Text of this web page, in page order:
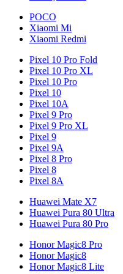
POCO
Xiaomi Mi
Xiaomi Redmi
Pixel 10 Pro Fold
Pixel 10 Pro XL
Pixel 10 Pro
Pixel 10
Pixel 10A
Pixel 9 Pro
Pixel 9 Pro XL
Pixel 9
Pixel 9A
Pixel 8 Pro
Pixel 8
Pixel 8A
Huawei Mate X7
Huawei Pura 80 Ultra
Huawei Pura 80 Pro
Honor Magic8 Pro
Honor Magic8
Honor Magic8 Lite